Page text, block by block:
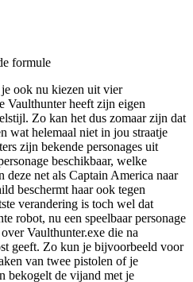
formule
ook nu kiezen uit vier
Vaulthunter heeft zijn eigen
Zo kan het dus zomaar zijn dat
wat helemaal niet in jou straatje
zijn bekende personages uit
beschikbaar, welke
deze net als Captain America naar
beschermt haar ook tegen
verandering is toch wel dat
robot, nu een speelbaar personage
Vaulthunter.exe die na
geeft. Zo kun je bijvoorbeeld voor
van twee pistolen of je
bekogelt de vijand met je